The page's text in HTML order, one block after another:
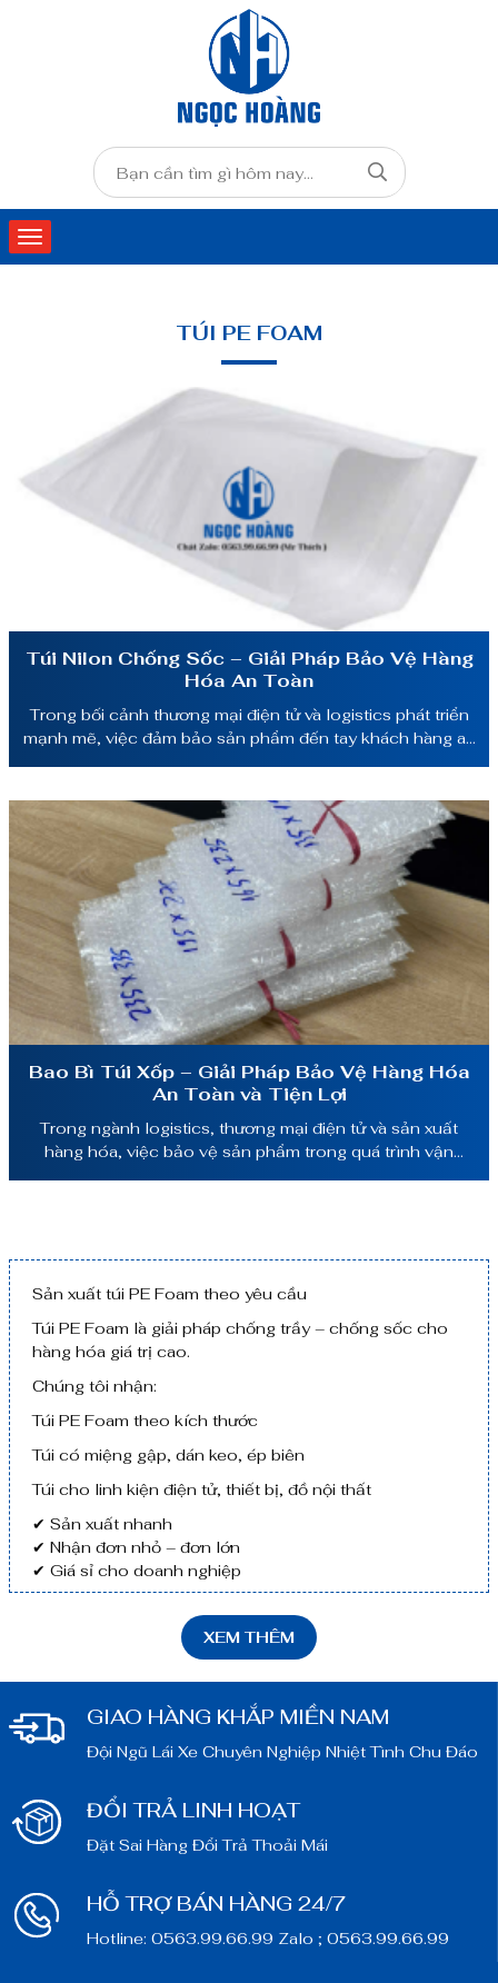
TÚI PE FOAM
Túi Nilon Chống Sốc – Giải Pháp Bảo Vệ Hàng
Hóa An Toàn
Trong bối cảnh thương mại điện tử và logistics phát triển
mạnh mẽ, việc đảm bảo sản phẩm đến tay khách hàng an
hiện nay là túi nilon chống sốc. Loại túi […]
Bao Bì Túi Xốp – Giải Pháp Bảo Vệ Hàng Hóa
An Toàn và Tiện Lợi
Trong ngành logistics, thương mại điện tử và sản xuất
hàng hóa, việc bảo vệ sản phẩm trong quá trình vận
Sản xuất túi PE Foam theo yêu cầu
Túi PE Foam là giải pháp chống trầy – chống sốc cho
hàng hóa giá trị cao.
Chúng tôi nhận:
Túi PE Foam theo kích thước
Túi có miệng gập, dán keo, ép biên
Túi cho linh kiện điện tử, thiết bị, đồ nội thất
✔ Sản xuất nhanh
✔ Nhận đơn nhỏ – đơn lớn
✔ Giá sỉ cho doanh nghiệp
XEM THÊM
GIAO HÀNG KHẮP MIỀN NAM
Đội Ngũ Lái Xe Chuyên Nghiệp Nhiệt Tình Chu Đáo
ĐỔI TRẢ LINH HOẠT
Đặt Sai Hàng Đổi Trả Thoải Mái
HỖ TRỢ BÁN HÀNG 24/7
Hotline: 0563.99.66.99 Zalo ; 0563.99.66.99